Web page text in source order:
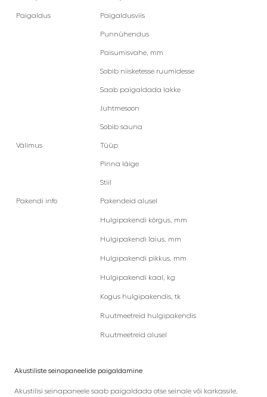
Paigaldus Paigaldusviis
Punnühendus
Paisumisvahe, mm
Sobib niisketesse ruumidesse
Saab paigaldada lakke
Juhtmesoon
Sobib sauna
Välimus Tüüp
Pinna läige
Stiil
Pakendi info Pakendeid alusel
Hulgipakendi kõrgus, mm
Hulgipakendi laius, mm
Hulgipakendi pikkus, mm
Hulgipakendi kaal, kg
Kogus hulgipakendis, tk
Ruutmeetreid hulgipakendis
Ruutmeetreid alusel
Akustiliste seinapaneelide paigaldamine
Akustilisi seinapaneele saab paigaldada otse seinale või karkassile.